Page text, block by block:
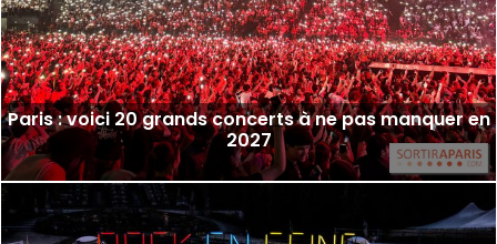
Paris : voici 20 grands concerts à ne pas manquer en
2027